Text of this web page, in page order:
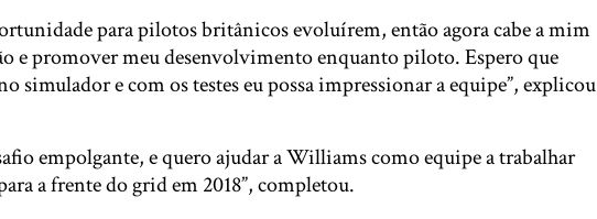
para pilotos britânicos evoluírem, então agora cabe a mim
e promover meu desenvolvimento enquanto piloto. Espero que
simulador e com os testes eu possa impressionar a equipe”, explicou
empolgante, e quero ajudar a Williams como equipe a trabalhar
a frente do grid em 2018”, completou.